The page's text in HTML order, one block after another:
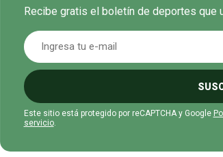
Recibe gratis el boletín de deportes que
Este sitio está protegido por reCAPTCHA y Google
servicio.